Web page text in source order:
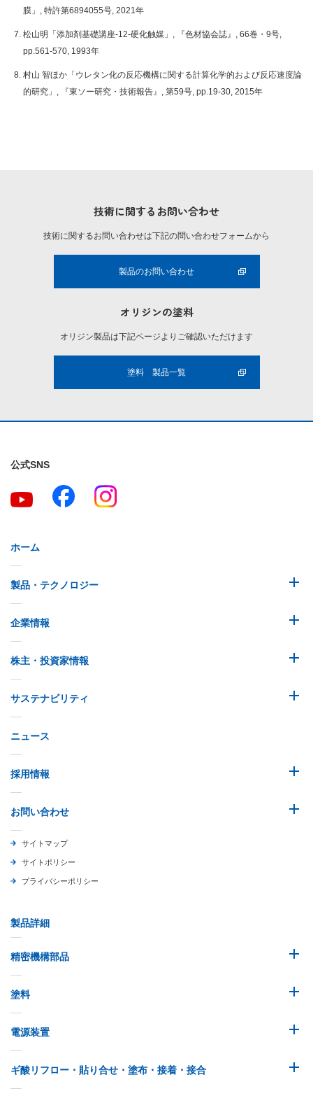
膜」, 特許第6894055号, 2021年
松山明「添加剤基礎講座-12-硬化触媒」, 『色材協会誌』, 66巻・9号,
pp.561-570, 1993年
村山 智ほか「ウレタン化の反応機構に関する計算化学的および反応速度論
的研究」, 『東ソー研究・技術報告』, 第59号, pp.19-30, 2015年
技術に関するお問い合わせ
技術に関するお問い合わせは下記の問い合わせフォームから
製品のお問い合わせ
オリジンの塗料
オリジン製品は下記ページよりご確認いただけます
塗料 製品一覧
公式SNS
ホーム
製品・テクノロジー
企業情報
株主・投資家情報
サステナビリティ
ニュース
採用情報
お問い合わせ
サイトマップ
サイトポリシー
プライバシーポリシー
製品詳細
精密機構部品
塗料
電源装置
ギ酸リフロー・貼り合せ・塗布・接着・接合